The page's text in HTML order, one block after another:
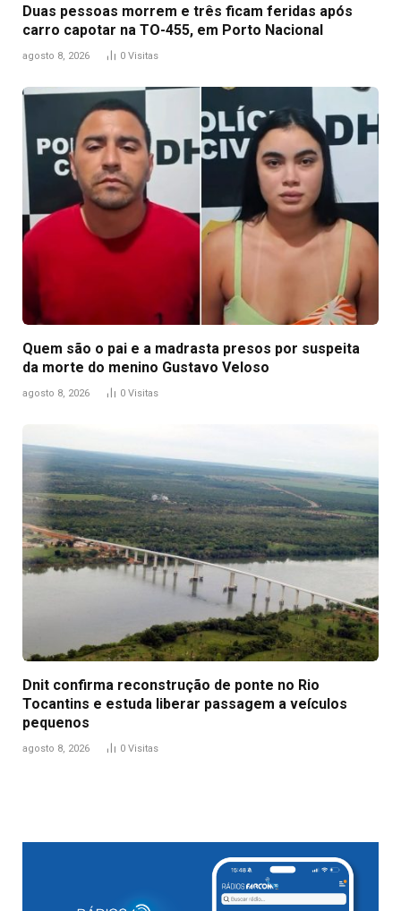
Duas pessoas morrem e três ficam feridas após
carro capotar na TO-455, em Porto Nacional
agosto 8, 2026 0 Visitas
Quem são o pai e a madrasta presos por suspeita
da morte do menino Gustavo Veloso
agosto 8, 2026 0 Visitas
Dnit confirma reconstrução de ponte no Rio
Tocantins e estuda liberar passagem a veículos
pequenos
agosto 8, 2026 0 Visitas